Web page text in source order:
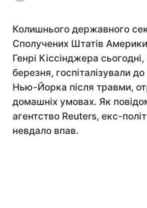
Колишнього державного
Сполучених Штатів
Генрі Кіссінджера сьогодні,
березня, госпіталізували до
Нью-Йорка після травми,
домашніх умовах. Як
агентство Reuters, екс-
невдало впав.